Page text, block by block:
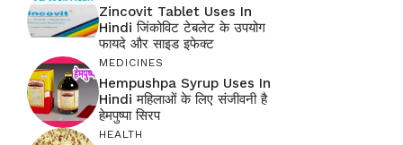
Zincovit Tablet Uses In
Hindi जिंकोविट टेबलेट के उपयोग
फायदे और साइड इफेक्ट
MEDICINES
Hempushpa Syrup Uses In
Hindi महिलाओं के लिए संजीवनी है
हेमपुष्पा सिरप
HEALTH